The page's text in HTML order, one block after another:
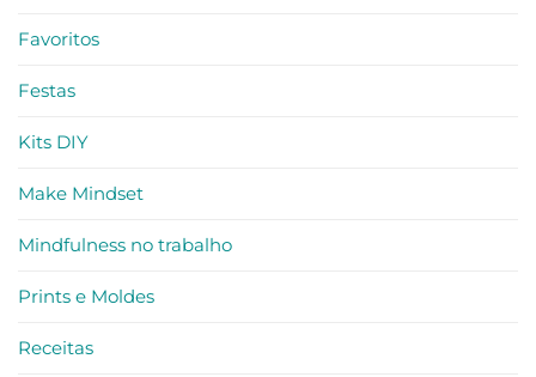
Favoritos
Festas
Kits DIY
Make Mindset
Mindfulness no trabalho
Prints e Moldes
Receitas